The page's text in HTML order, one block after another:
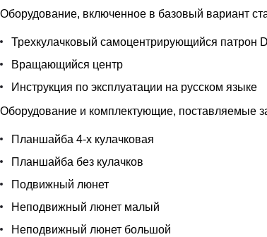
Оборудование, включенное в базовый вариант
Трехкулачковый самоцентрирующийся патрон
Вращающийся центр
Инструкция по эксплуатации на русском языке
Оборудование и комплектующие, поставляемые
Планшайба 4-х кулачковая
Планшайба без кулачков
Подвижный люнет
Неподвижный люнет малый
Неподвижный люнет большой